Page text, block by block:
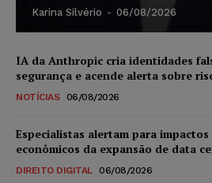
Karina Silvério - 06/08/2026
IA da Anthropic cria identidades
segurança e acende alerta sobre
NOTÍCIAS 06/08/2026
Especialistas alertam para
econômicos da expansão de data
DIREITO DIGITAL 06/08/2026